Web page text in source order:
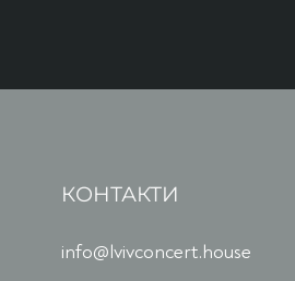
КОНТАКТИ
info@lvivconcert.house